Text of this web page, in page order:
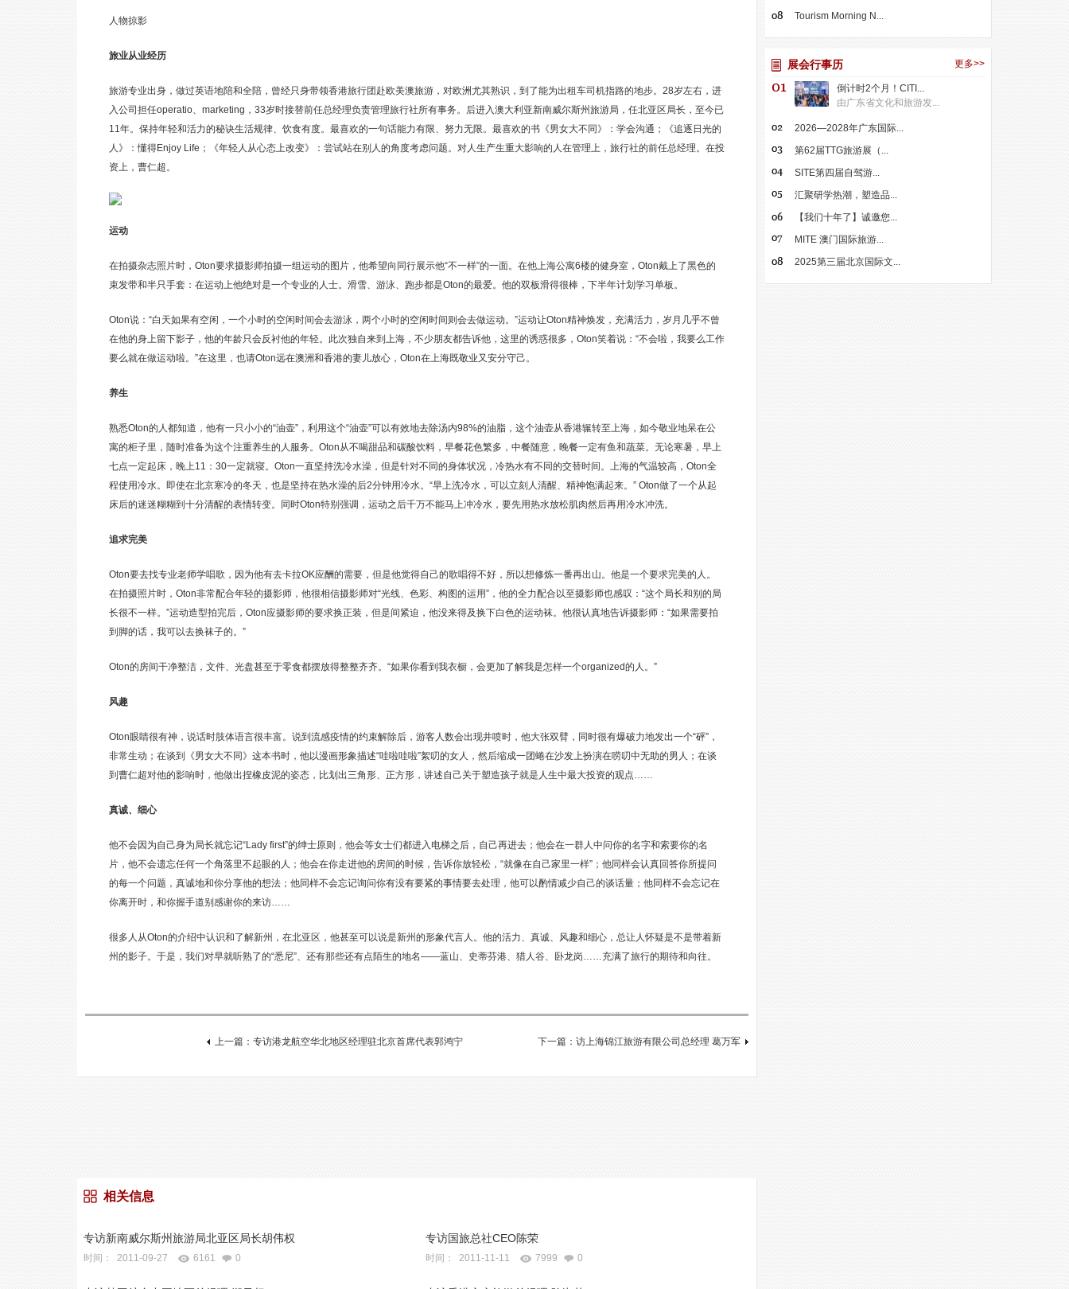
人物掠影
旅业从业经历
旅游专业出身，做过英语地陪和全陪，曾经只身带领香港旅行团赴欧美澳旅游，对欧洲尤其熟识，到了能为出租车司机指路的地步。28岁左右，进
入公司担任operatio、marketing，33岁时接替前任总经理负责管理旅行社所有事务。后进入澳大利亚新南威尔斯州旅游局，任北亚区局长，至今已
11年。保持年轻和活力的秘诀生活规律、饮食有度。最喜欢的一句话能力有限、努力无限。最喜欢的书《男女大不同》：学会沟通；《追逐日光的
人》：懂得Enjoy Life；《年轻人从心态上改变》：尝试站在别人的角度考虑问题。对人生产生重大影响的人在管理上，旅行社的前任总经理。在投
资上，曹仁超。
运动
在拍摄杂志照片时，Oton要求摄影师拍摄一组运动的图片，他希望向同行展示他“不一样”的一面。在他上海公寓6楼的健身室，Oton戴上了黑色的
束发带和半只手套：在运动上他绝对是一个专业的人士。滑雪、游泳、跑步都是Oton的最爱。他的双板滑得很棒，下半年计划学习单板。
Oton说：“白天如果有空闲，一个小时的空闲时间会去游泳，两个小时的空闲时间则会去做运动。”运动让Oton精神焕发，充满活力，岁月几乎不曾
在他的身上留下影子，他的年龄只会反衬他的年轻。此次独自来到上海，不少朋友都告诉他，这里的诱惑很多，Oton笑着说：“不会啦，我要么工作
要么就在做运动啦。”在这里，也请Oton远在澳洲和香港的妻儿放心，Oton在上海既敬业又安分守己。
养生
熟悉Oton的人都知道，他有一只小小的“油壶”，利用这个“油壶”可以有效地去除汤内98%的油脂，这个油壶从香港辗转至上海，如今敬业地呆在公
寓的柜子里，随时准备为这个注重养生的人服务。Oton从不喝甜品和碳酸饮料，早餐花色繁多，中餐随意，晚餐一定有鱼和蔬菜。无论寒暑，早上
七点一定起床，晚上11：30一定就寝。Oton一直坚持洗冷水澡，但是针对不同的身体状况，冷热水有不同的交替时间。上海的气温较高，Oton全
程使用冷水。即使在北京寒冷的冬天，也是坚持在热水澡的后2分钟用冷水。“早上洗冷水，可以立刻人清醒、精神饱满起来。” Oton做了一个从起
床后的迷迷糊糊到十分清醒的表情转变。同时Oton特别强调，运动之后千万不能马上冲冷水，要先用热水放松肌肉然后再用冷水冲洗。
追求完美
Oton要去找专业老师学唱歌，因为他有去卡拉OK应酬的需要，但是他觉得自己的歌唱得不好，所以想修炼一番再出山。他是一个要求完美的人。
在拍摄照片时，Oton非常配合年轻的摄影师，他很相信摄影师对“光线、色彩、构图的运用”，他的全力配合以至摄影师也感叹：“这个局长和别的局
长很不一样。”运动造型拍完后，Oton应摄影师的要求换正装，但是间紧迫，他没来得及换下白色的运动袜。他很认真地告诉摄影师：“如果需要拍
到脚的话，我可以去换袜子的。”
Oton的房间干净整洁，文件、光盘甚至于零食都摆放得整整齐齐。“如果你看到我衣橱，会更加了解我是怎样一个organized的人。”
风趣
Oton眼睛很有神，说话时肢体语言很丰富。说到流感疫情的约束解除后，游客人数会出现井喷时，他大张双臂，同时很有爆破力地发出一个“砰”，
非常生动；在谈到《男女大不同》这本书时，他以漫画形象描述“哇啦哇啦”絮叨的女人，然后缩成一团蜷在沙发上扮演在唠叨中无助的男人；在谈
到曹仁超对他的影响时，他做出捏橡皮泥的姿态，比划出三角形、正方形，讲述自己关于塑造孩子就是人生中最大投资的观点……
真诚、细心
他不会因为自己身为局长就忘记“Lady first”的绅士原则，他会等女士们都进入电梯之后，自己再进去；他会在一群人中问你的名字和索要你的名
片，他不会遗忘任何一个角落里不起眼的人；他会在你走进他的房间的时候，告诉你放轻松，“就像在自己家里一样”；他同样会认真回答你所提问
的每一个问题，真诚地和你分享他的想法；他同样不会忘记询问你有没有要紧的事情要去处理，他可以酌情减少自己的谈话量；他同样不会忘记在
你离开时，和你握手道别感谢你的来访……
很多人从Oton的介绍中认识和了解新州，在北亚区，他甚至可以说是新州的形象代言人。他的活力、真诚、风趣和细心，总让人怀疑是不是带着新
州的影子。于是，我们对早就听熟了的“悉尼”、还有那些还有点陌生的地名——蓝山、史蒂芬港、猎人谷、卧龙岗……充满了旅行的期待和向往。
上一篇：专访港龙航空华北地区经理驻北京首席代表郭鸿宁 下一篇：访上海锦江旅游有限公司总经理 葛万军
相关信息
专访新南威尔斯州旅游局北亚区局长胡伟权
时间： 2011-09-27 6161 0
专访国旅总社CEO陈荣
时间： 2011-11-11 7999 0
Tourism Morning N...
更多>>
展会行事历
倒计时2个月！CITI...
由广东省文化和旅游发...
2026—2028年广东国际...
第62届TTG旅游展（...
SITE第四届自驾游...
汇聚研学热潮，塑造品...
【我们十年了】诚邀您...
MITE 澳门国际旅游...
2025第三届北京国际文...